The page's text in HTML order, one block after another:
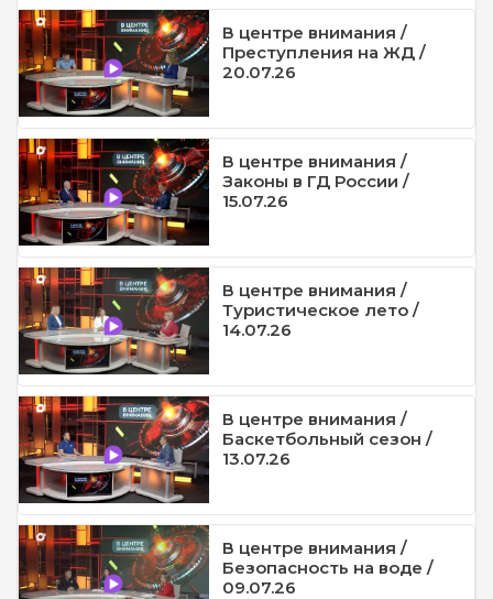
В центре внимания /
Преступления на ЖД /
20.07.26
В центре внимания /
Законы в ГД России /
15.07.26
В центре внимания /
Туристическое лето /
14.07.26
В центре внимания /
Баскетбольный сезон /
13.07.26
В центре внимания /
Безопасность на воде /
09.07.26